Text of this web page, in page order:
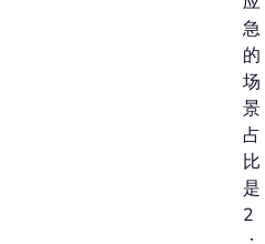
急
的
场
景
占
比
是
2